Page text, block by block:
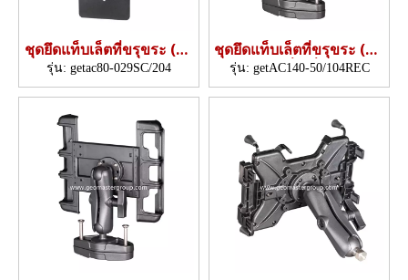
ชุดยึดแท็บเล็ตที่ขรุขระ (อะ
แดปเตอร์เกลียว+ตัวยึดขา
ตั้งกล้อง)
รุ่น: getac80-029SC/204
ชุดยึดแท็บเล็ตที่ขรุขระ (แค
ลมป์สี่เหลี่ยม)
รุ่น: getAC140-50/104REC